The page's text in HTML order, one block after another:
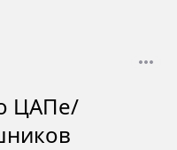
ЦАПе/